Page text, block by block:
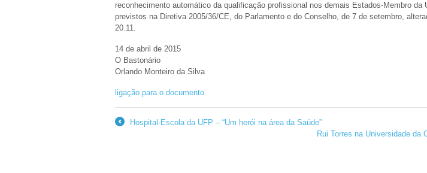
reconhecimento automático da qualificação profissional nos demais Estados-Membro da
previstos na Diretiva 2005/36/CE, do Parlamento e do Conselho, de 7 de setembro,
20.11.
14 de abril de 2015
O Bastonário
Orlando Monteiro da Silva
ligação para o documento
Hospital-Escola da UFP – “Um herói na área da Saúde”
Rui Torres na Universidade da